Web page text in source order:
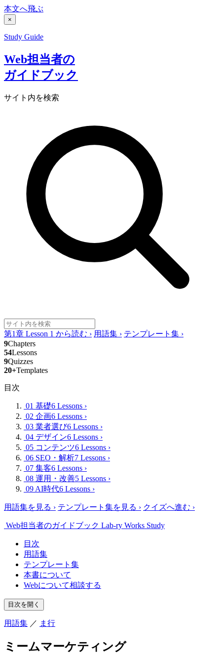
本文へ飛ぶ
×
Study Guide
Web担当者の
ガイドブック
サイト内を検索
第1章 Lesson 1 から読む › 用語集 › テンプレート集 ›
9Chapters
54Lessons
9Quizzes
20+Templates
目次
01 基礎6 Lessons ›
02 企画6 Lessons ›
03 業者選び6 Lessons ›
04 デザイン6 Lessons ›
05 コンテンツ6 Lessons ›
06 SEO・解析7 Lessons ›
07 集客6 Lessons ›
08 運用・改善5 Lessons ›
09 AI時代6 Lessons ›
用語集を見る › テンプレート集を見る › クイズへ進む ›
Web担当者のガイドブック Lab-ry Works Study
目次
用語集
テンプレート集
本書について
Webについて相談する
目次を開く
用語集 ／ ま行
ミームマーケティング